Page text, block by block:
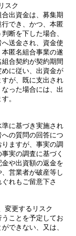
スク
出資金は、募集期
でき、かつ、本匿
断を下した場合、
送金され、資金使
匿名組合事業の遂
合契約が契約期間
に従い、出資金が
が、既に支出され
った場合には、出
。
に基づき実施され
の質問の回答につ
ますが、事実の調
実の調査に基づく
や出資額の返金を
営業者が破産等し
れもご留意下さ
変更するリスク
ことを予定してお
できない、又は、